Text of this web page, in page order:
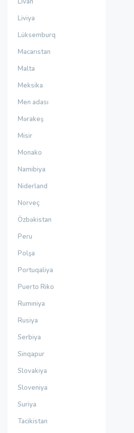
Liviya
Lüksemburq
Macarıstan
Malta
Meksika
Men adası
Mərakeş
Misir
Monako
Namibiya
Niderland
Norveç
Özbəkistan
Peru
Polşa
Portuqaliya
Puerto Riko
Rumıniya
Rusiya
Serbiya
Sinqapur
Slovakiya
Sloveniya
Suriya
Tacikistan